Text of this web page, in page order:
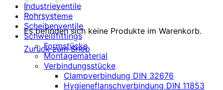
Es befinden sich keine Produkte im Warenkorb.
Zurück zum Shop
Industrieventile
Rohrsysteme
Scheibenventile
Schweißfittings
Formstücke
Montagematerial
Verbindungsstücke
Clampverbindung DIN 32676
Hygieneflanschverbindung DIN 11853